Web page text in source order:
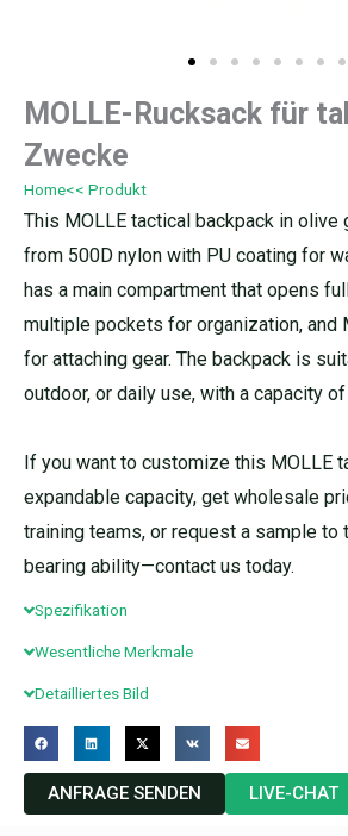
MOLLE-Rucksack für
Zwecke
Home<< Produkt
This MOLLE tactical backpack in olive
from 500D nylon with PU coating for
has a main compartment that opens
multiple pockets for organization, and
for attaching gear. The backpack is
outdoor, or daily use, with a capacity
If you want to customize this MOLLE
expandable capacity, get wholesale
training teams, or request a sample to
bearing ability—contact us today.
Spezifikation
Wesentliche Merkmale
Detailliertes Bild
ANFRAGE SENDEN LIVE-CHAT